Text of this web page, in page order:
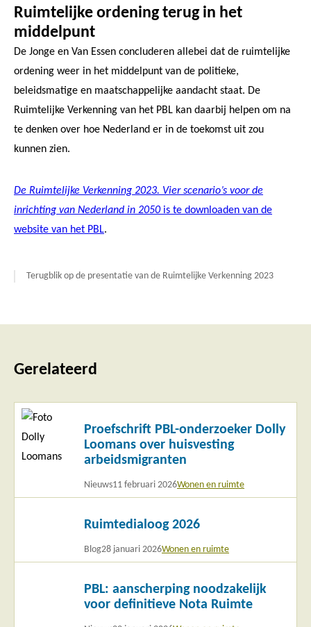
Ruimtelijke ordening terug in het
middelpunt
De Jonge en Van Essen concluderen allebei dat de ruimtelijke
ordening weer in het middelpunt van de politieke,
beleidsmatige en maatschappelijke aandacht staat. De
Ruimtelijke Verkenning van het PBL kan daarbij helpen om na
te denken over hoe Nederland er in de toekomst uit zou
kunnen zien.
De Ruimtelijke Verkenning 2023. Vier scenario’s voor de
inrichting van Nederland in 2050is te downloaden van de
website van het PBL.
Terugblik op de presentatie van de Ruimtelijke Verkenning 2023
Gerelateerd
Proefschrift PBL-onderzoeker Dolly
Loomans over huisvesting
arbeidsmigranten
Nieuws11 februari 2026Wonen en ruimte
Lees
meer
Ruimtedialoog 2026
Blog28 januari 2026Wonen en ruimte
PBL: aanscherping noodzakelijk
voor definitieve Nota Ruimte